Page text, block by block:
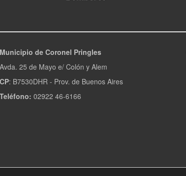
Municipio de Coronel Pringles
Avda. 25 de Mayo e/ Colón y Alem
CP: B7530DHR - Prov. de Buenos Aires
Teléfono: 02922 46-6166